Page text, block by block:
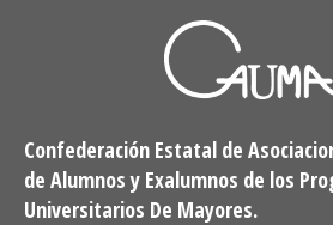
Confederación Estatal de
de Alumnos y Exalumnos de los
Universitarios De Mayores.